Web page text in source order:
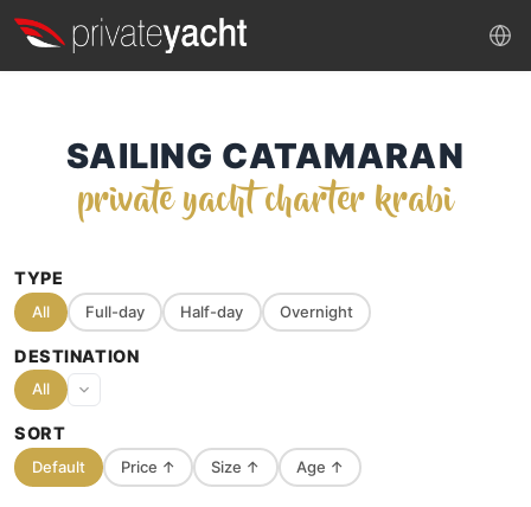
SAILING CATAMARAN
private yacht charter krabi
TYPE
All Full-day Half-day Overnight
DESTINATION
All
SORT
Default Price ↑ Size ↑ Age ↑